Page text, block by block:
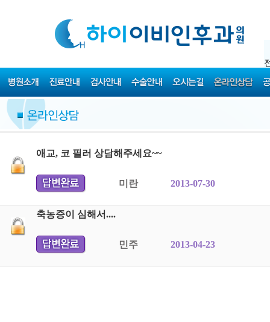
애교, 코 필러 상담해주세요~~
미란 2013-07-30
축농증이 심해서....
민주 2013-04-23